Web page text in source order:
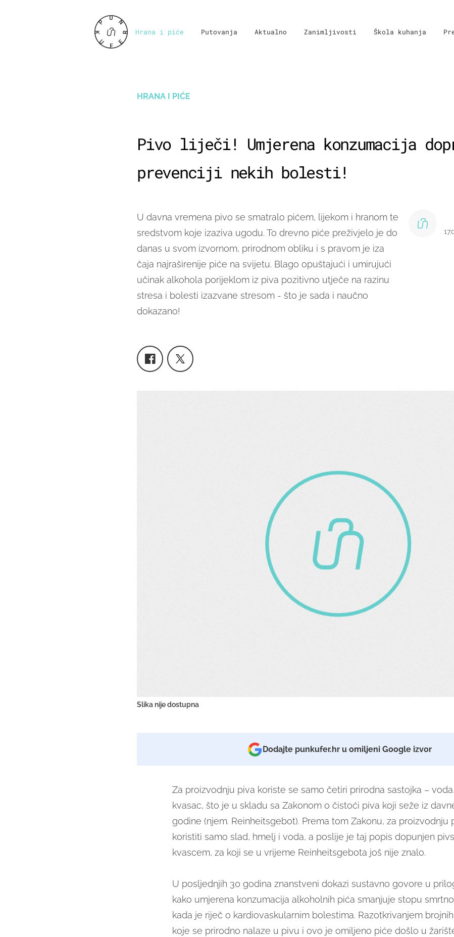
Hrana i piće Putovanja Aktualno Zanimljivosti Škola kuhanja
HRANA I PIĆE
Pivo liječi! Umjerena konzumacija
prevenciji nekih bolesti!
U davna vremena pivo se smatralo pićem, lijekom i hranom te
sredstvom koje izaziva ugodu. To drevno piće preživjelo je do
danas u svom izvornom, prirodnom obliku i s pravom je iza
čaja najraširenije piće na svijetu. Blago opuštajući i umirujući
učinak alkohola porijeklom iz piva pozitivno utječe na razinu
stresa i bolesti izazvane stresom - što je sada i naučno
dokazano!
Slika nije dostupna
Dodajte punkufer.hr u omiljeni Google izvor
Za proizvodnju piva koriste se samo četiri prirodna sastojka –
kvasac, što je u skladu sa Zakonom o čistoći piva koji seže iz
godine (njem. Reinheitsgebot). Prema tom Zakonu, za proizvodnju
koristiti samo slad, hmelj i voda, a poslije je taj popis dopunjen
kvascem, za koji se u vrijeme Reinheitsgebota još nije znalo.
U posljednjih 30 godina znanstveni dokazi sustavno govore u
kako umjerena konzumacija alkoholnih pića smanjuje stopu
kada je riječ o kardiovaskularnim bolestima. Razotkrivanjem
koje se prirodno nalaze u pivu i ovo je omiljeno piće došlo u